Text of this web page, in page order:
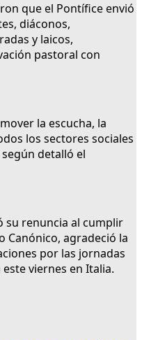
que el Pontífice envió
diáconos,
y laicos,
pastoral con
la escucha, la
los sectores sociales
detalló el
su renuncia al cumplir
Canónico, agradeció la
por las jornadas
viernes en Italia.